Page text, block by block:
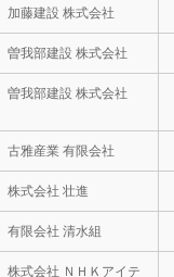
加藤建設 株式会社
曽我部建設 株式会社
曽我部建設 株式会社
古雅産業 有限会社
株式会社 壮進
有限会社 清水組
株式会社 ＮＨＫアイテ